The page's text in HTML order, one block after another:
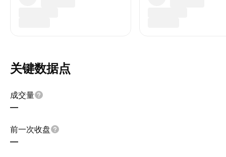
关键数据点
成交量
—
前一次收盘
—